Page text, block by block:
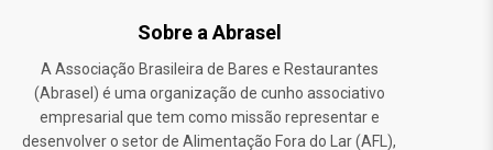
Sobre a Abrasel
A Associação Brasileira de Bares e Restaurantes
(Abrasel) é uma organização de cunho associativo
empresarial que tem como missão representar e
desenvolver o setor de Alimentação Fora do Lar (AFL),